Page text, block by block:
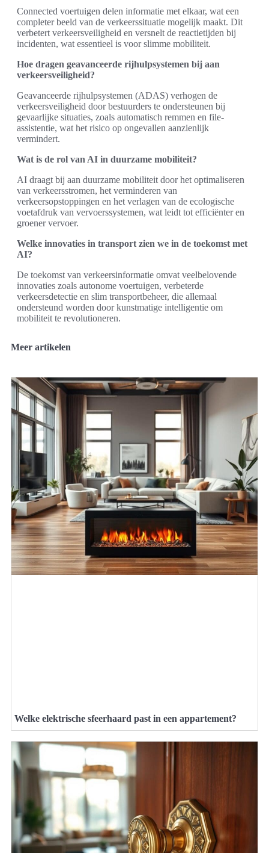
Connected voertuigen delen informatie met elkaar, wat een
completer beeld van de verkeerssituatie mogelijk maakt. Dit
verbetert verkeersveiligheid en versnelt de reactietijden bij
incidenten, wat essentieel is voor slimme mobiliteit.
Hoe dragen geavanceerde rijhulpsystemen bij aan
verkeersveiligheid?
Geavanceerde rijhulpsystemen (ADAS) verhogen de
verkeersveiligheid door bestuurders te ondersteunen bij
gevaarlijke situaties, zoals automatisch remmen en file-
assistentie, wat het risico op ongevallen aanzienlijk
vermindert.
Wat is de rol van AI in duurzame mobiliteit?
AI draagt bij aan duurzame mobiliteit door het optimaliseren
van verkeersstromen, het verminderen van
verkeersopstoppingen en het verlagen van de ecologische
voetafdruk van vervoerssystemen, wat leidt tot efficiënter en
groener vervoer.
Welke innovaties in transport zien we in de toekomst met
AI?
De toekomst van verkeersinformatie omvat veelbelovende
innovaties zoals autonome voertuigen, verbeterde
verkeersdetectie en slim transportbeheer, die allemaal
ondersteund worden door kunstmatige intelligentie om
mobiliteit te revolutioneren.
Meer artikelen
Welke elektrische sfeerhaard past in een appartement?